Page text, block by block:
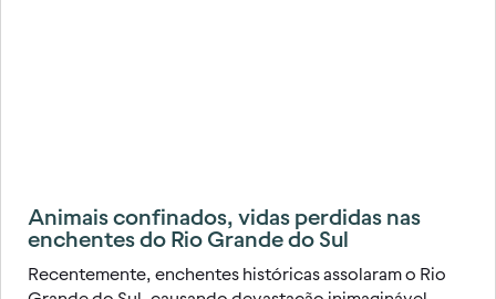
Animais confinados, vidas perdidas nas
enchentes do Rio Grande do Sul
Recentemente, enchentes históricas assolaram o Rio